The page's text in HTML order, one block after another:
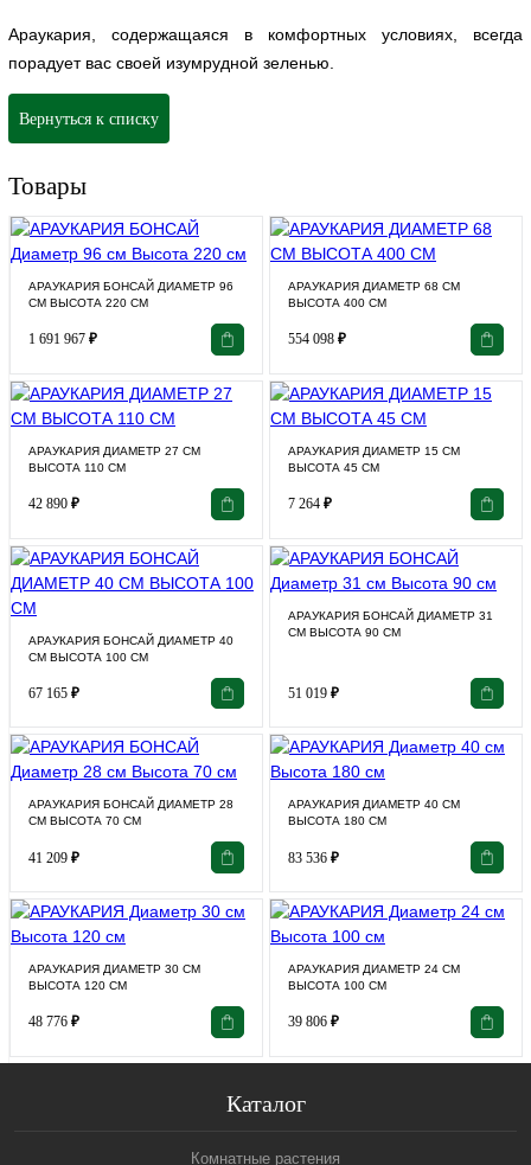
Араукария, содержащаяся в комфортных условиях, всегда
порадует вас своей изумрудной зеленью.
Вернуться к списку
Товары
АРАУКАРИЯ БОНСАЙ ДИАМЕТР 96
СМ ВЫСОТА 220 СМ
1 691 967 ₽
АРАУКАРИЯ ДИАМЕТР 68 СМ
ВЫСОТА 400 СМ
554 098 ₽
АРАУКАРИЯ ДИАМЕТР 27 СМ
ВЫСОТА 110 СМ
42 890 ₽
АРАУКАРИЯ ДИАМЕТР 15 СМ
ВЫСОТА 45 СМ
7 264 ₽
АРАУКАРИЯ БОНСАЙ ДИАМЕТР 40
СМ ВЫСОТА 100 СМ
67 165 ₽
АРАУКАРИЯ БОНСАЙ ДИАМЕТР 31
СМ ВЫСОТА 90 СМ
51 019 ₽
АРАУКАРИЯ БОНСАЙ ДИАМЕТР 28
СМ ВЫСОТА 70 СМ
41 209 ₽
АРАУКАРИЯ ДИАМЕТР 40 СМ
ВЫСОТА 180 СМ
83 536 ₽
АРАУКАРИЯ ДИАМЕТР 30 СМ
ВЫСОТА 120 СМ
48 776 ₽
АРАУКАРИЯ ДИАМЕТР 24 СМ
ВЫСОТА 100 СМ
39 806 ₽
Каталог
Комнатные растения